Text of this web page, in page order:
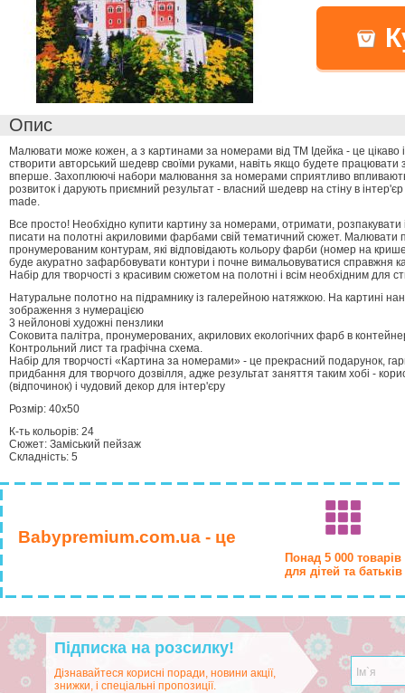
Опис
Малювати може кожен, а з картинами за номерами від ТМ Ідейка - це
створити авторський шедевр своїми руками, навіть якщо будете
вперше. Захоплюючі набори малювання за номерами сприятливо
розвиток і дарують приємний результат - власний шедевр на стіну в
made.
Все просто! Необхідно купити картину за номерами, отримати, розпакувати
писати на полотні акриловими фарбами свій тематичний сюжет. Малювати
пронумерованим контурам, які відповідають кольору фарби (номер на
буде акуратно зафарбовувати контури і почне вимальовуватися справжня
Набір для творчості з красивим сюжетом на полотні і всім необхідним для
Натуральне полотно на підрамнику із галерейною натяжкою. На картині
зображення з нумерацією
3 нейлонові художні пензлики
Соковита палітра, пронумерованих, акрилових екологічних фарб в
Контрольний лист та графічна схема.
Набір для творчості «Картина за номерами» - це прекрасний подарунок,
придбання для творчого дозвілля, адже результат заняття таким хобі -
(відпочинок) і чудовий декор для інтер'єру
Розмір: 40х50
К-ть кольорiв: 24
Сюжет: Заміський пейзаж
Складність: 5
Babypremium.com.ua - це
Понад 5 000 товарів
для дітей та батьків
Підписка на розсилку!
Дізнавайтеся корисні поради, новини акції,
знижки, і спеціальні пропозиції.